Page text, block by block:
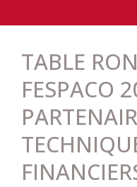
TABLE
FESPACO